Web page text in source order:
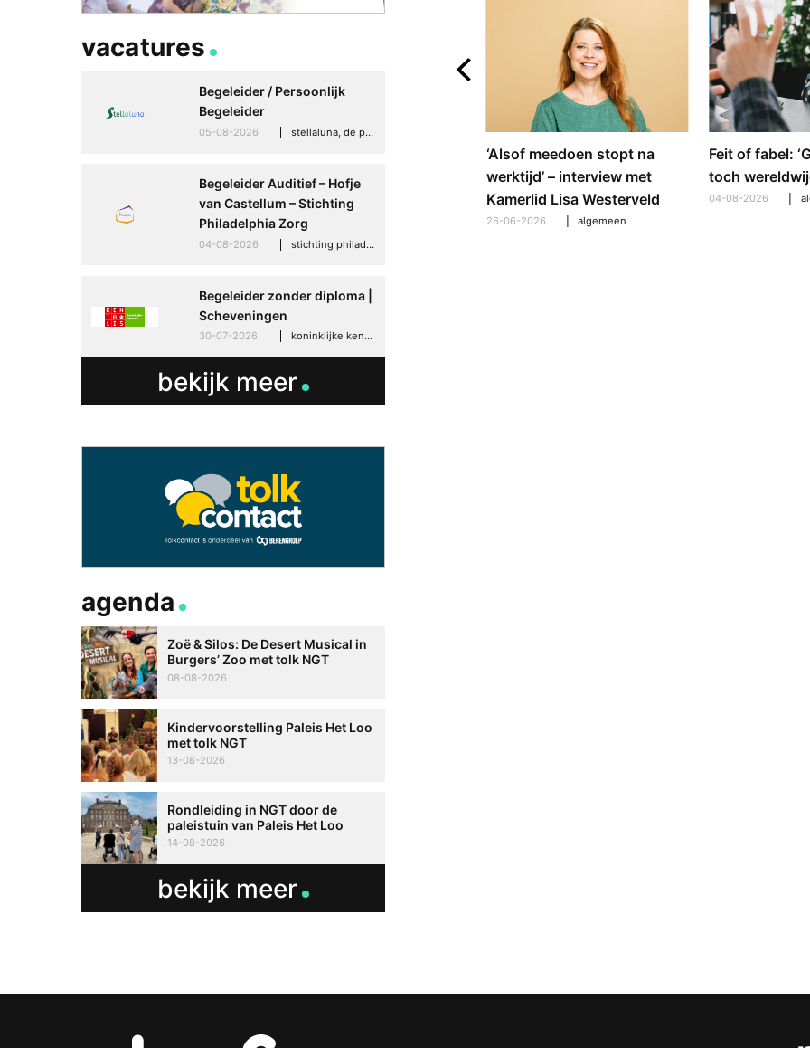
Feit of fabel:
toch
04-08-2026
meer zelfvertrouwen: hoe
Speaksee Imelda helpt om te
groeien in haar werk
30-06-2026 advertorial
‘Alsof meedoen stopt na
werktijd’ – interview met
Kamerlid Lisa Westerveld
26-06-2026 algemeen
vacatures
Begeleider / Persoonlijk
Begeleider
05-08-2026 stellaluna, de punt (drenthe)
Begeleider Auditief – Hofje
van Castellum – Stichting
Philadelphia Zorg
04-08-2026 stichting philadelphia zorg, den haag
Begeleider zonder diploma |
Scheveningen
30-07-2026 koninklijke kentalis, scheveningen
bekijk meer
agenda
Zoë & Silos: De Desert Musical in
Burgers’ Zoo met tolk NGT
08-08-2026
Kindervoorstelling Paleis Het Loo
met tolk NGT
13-08-2026
Rondleiding in NGT door de
paleistuin van Paleis Het Loo
14-08-2026
bekijk meer